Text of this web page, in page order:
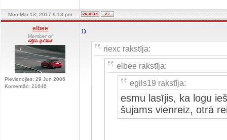
Mon Mar 13, 2017 9:13 pm
elbee
Member of
Pievienojies: 29 Jun 2006
Komentāri: 21646
riexc rakstīja:
elbee rakstīja:
egils19 rakstīja:
esmu lasījis, ka logu
šujams vienreiz, otrā